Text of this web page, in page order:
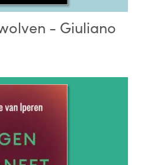
- Giuliano